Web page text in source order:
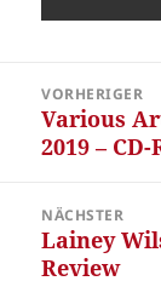
VORHERIGER
Vorheriger
Beitrag:
Various
2019 –
NÄCHSTER
Nächster
Beitrag:
Lainey
Review